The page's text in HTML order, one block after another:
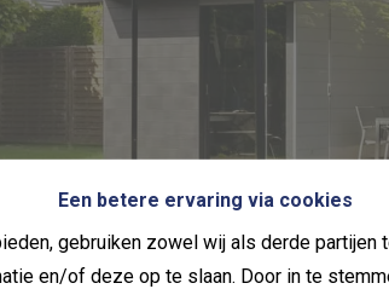
Een betere ervaring via cookies
gebruiken zowel wij als derde
en/of deze op te slaan. Door in te